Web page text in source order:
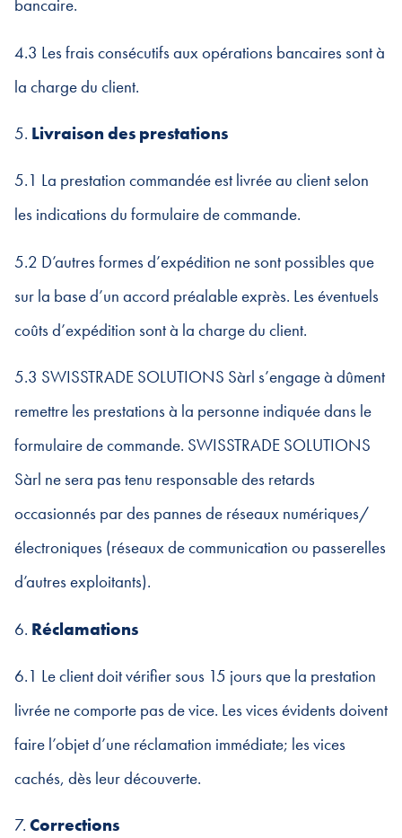
bancaire.
4.3 Les frais consécutifs aux opérations bancaires sont à
la charge du client.
5. Livraison des prestations
5.1 La prestation commandée est livrée au client selon
les indications du formulaire de commande.
5.2 D’autres formes d’expédition ne sont possibles que
sur la base d’un accord préalable exprès. Les éventuels
coûts d’expédition sont à la charge du client.
5.3 SWISSTRADE SOLUTIONS Sàrl s’engage à dûment
remettre les prestations à la personne indiquée dans le
formulaire de commande. SWISSTRADE SOLUTIONS
Sàrl ne sera pas tenu responsable des retards
occasionnés par des pannes de réseaux numériques/
électroniques (réseaux de communication ou passerelles
d’autres exploitants).
6. Réclamations
6.1 Le client doit vérifier sous 15 jours que la prestation
livrée ne comporte pas de vice. Les vices évidents doivent
faire l’objet d’une réclamation immédiate; les vices
cachés, dès leur découverte.
7. Corrections